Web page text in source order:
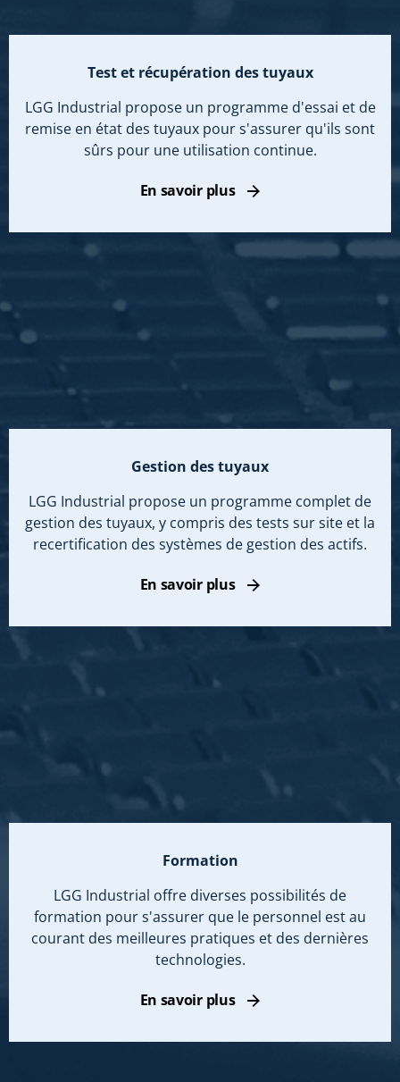
Test et récupération des tuyaux
LGG Industrial propose un programme d'essai et de
remise en état des tuyaux pour s'assurer qu'ils sont
sûrs pour une utilisation continue.
En savoir plus
Gestion des tuyaux
LGG Industrial propose un programme complet de
gestion des tuyaux, y compris des tests sur site et la
recertification des systèmes de gestion des actifs.
En savoir plus
Formation
LGG Industrial offre diverses possibilités de
formation pour s'assurer que le personnel est au
courant des meilleures pratiques et des dernières
technologies.
En savoir plus